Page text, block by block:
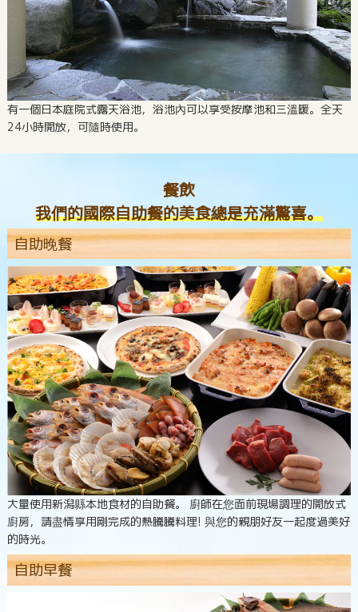
有一個日本庭院式露天浴池，浴池內可以享受按摩池和三溫暖。全天
24小時開放，可隨時使用。
餐飲
我們的國際自助餐的美食總是充滿驚喜。
自助晚餐
大量使用新潟縣本地食材的自助餐。 廚師在您面前現場調理的開放式
廚房，請盡情享用剛完成的熱騰騰料理! 與您的親朋好友一起度過美好
的時光。
自助早餐